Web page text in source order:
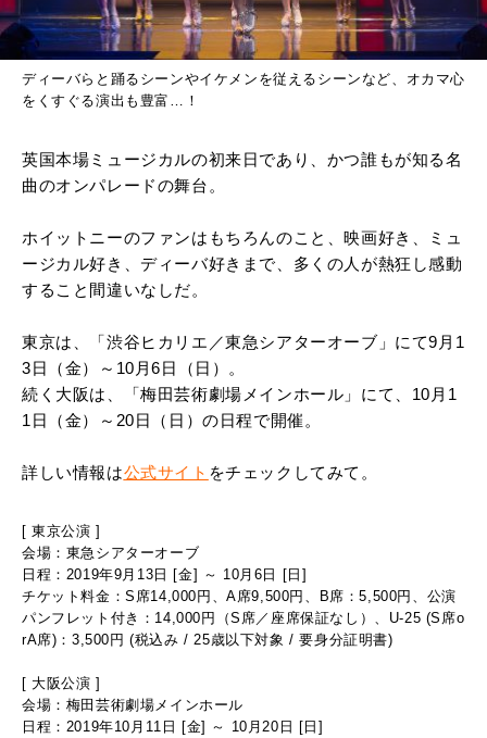
ディーバらと踊るシーンやイケメンを従えるシーンなど、オカマ心
をくすぐる演出も豊富…！
英国本場ミュージカルの初来日であり、かつ誰もが知る名
曲のオンパレードの舞台。
ホイットニーのファンはもちろんのこと、映画好き、ミュ
ージカル好き、ディーバ好きまで、多くの人が熱狂し感動
すること間違いなしだ。
東京は、「渋谷ヒカリエ／東急シアターオーブ」にて9月1
3日（金）～10月6日（日）。
続く大阪は、「梅田芸術劇場メインホール」にて、10月1
1日（金）～20日（日）の日程で開催。
詳しい情報は公式サイト をチェックしてみて。
[ 東京公演 ]
会場：東急シアターオーブ
日程：2019年9月13日 [金] ～ 10月6日 [日]
チケット料金：S席14,000円、A席9,500円、B席：5,500円、 公演
パンフレット付き：14,000円（S席／座席保証なし）、 U-25 (S席o
rA席)：3,500円 (税込み / 25歳以下対象 / 要身分証明書)
[ 大阪公演 ]
会場：梅田芸術劇場メインホール
日程：2019年10月11日 [金] ～ 10月20日 [日]